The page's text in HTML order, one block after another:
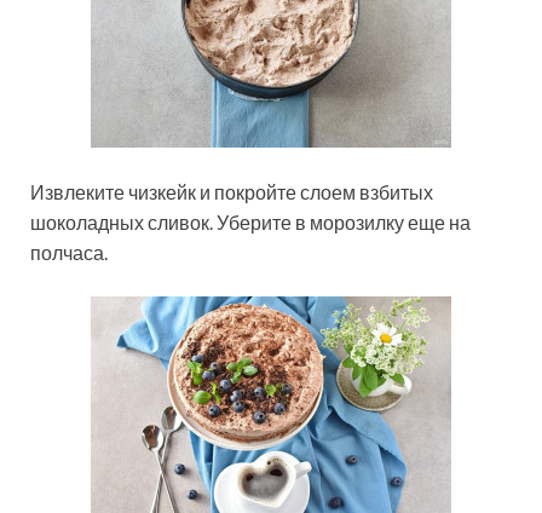
Извлеките чизкейк и покройте слоем взбитых
шоколадных сливок. Уберите в морозилку еще на
полчаса.